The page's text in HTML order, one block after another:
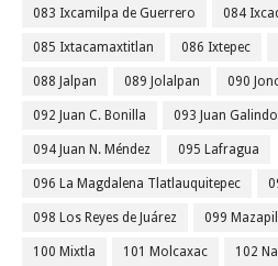
083 Ixcamilpa de Guerrero 084
085 Ixtacamaxtitlan 086 Ixtepec
088 Jalpan 089 Jolalpan 090
092 Juan C. Bonilla 093 Juan Galindo
094 Juan N. Méndez 095 Lafragua
096 La Magdalena Tlatlauquitepec
098 Los Reyes de Juárez 099
100 Mixtla 101 Molcaxac 102